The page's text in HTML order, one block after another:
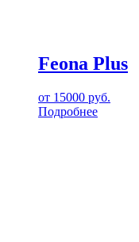
Feona Plus
от 15000 руб.
Подробнее